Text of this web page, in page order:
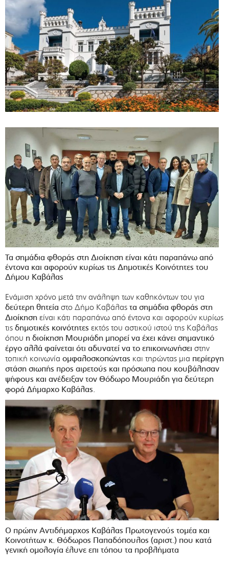
Τα σημάδια φθοράς στη Διοίκηση είναι κάτι παραπάνω από
έντονα και αφορούν κυρίως τις Δημοτικές Κοινότητες του
Δήμου Καβάλας
Ενάμιση χρόνο μετά την ανάληψη των καθηκόντων του για
δεύτερη θητεία στο Δήμο Καβάλας τα σημάδια φθοράς στη
Διοίκηση είναι κάτι παραπάνω από έντονα και αφορούν κυρίως
τις δημοτικές κοινότητες εκτός του αστικού ιστού της Καβάλας
όπου η διοίκηση Μουριάδη μπορεί να έχει κάνει σημαντικό
έργο αλλά φαίνεται ότι αδυνατεί να το επικοινωνήσει στην
τοπική κοινωνία ομφαλοσκοπώντας και τηρώντας μια περίεργη
στάση σιωπής προς αιρετούς και πρόσωπα που κουβάλησαν
ψήφους και ανέδειξαν τον Θόδωρο Μουριάδη για δεύτερη
φορά Δήμαρχο Καβάλας.
Ο πρώην Αντιδήμαρχος Καβάλας Πρωτογενούς τομέα και
Κοινοτήτων κ. Θόδωρος Παπαδόπουλος (αριστ.) που κατά
γενική ομολογία έλυνε επι τόπου τα προβλήματα